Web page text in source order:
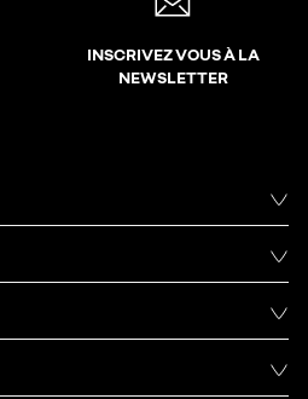
INSCRIVEZ VOUS À LA
NEWSLETTER